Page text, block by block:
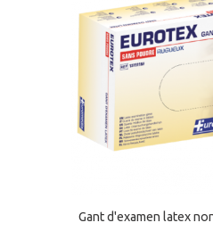
Gant d'examen latex